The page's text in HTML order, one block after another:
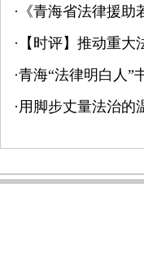
· 《青海省法律援
· 【时评】推动重
·青海“法律明白人”
·用脚步丈量法治